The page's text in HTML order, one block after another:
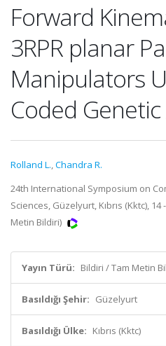
Forward
3RPR planar
Manipulators
Coded
Rolland L.,Chandra R.
24th International Symposium on
Sciences, Güzelyurt, Kıbrıs (Kktc), 14
Metin Bildiri)
Yayın Türü: Bildiri / Tam Metin
Basıldığı Şehir: Güzelyurt
Basıldığı Ülke: Kıbrıs (Kktc)